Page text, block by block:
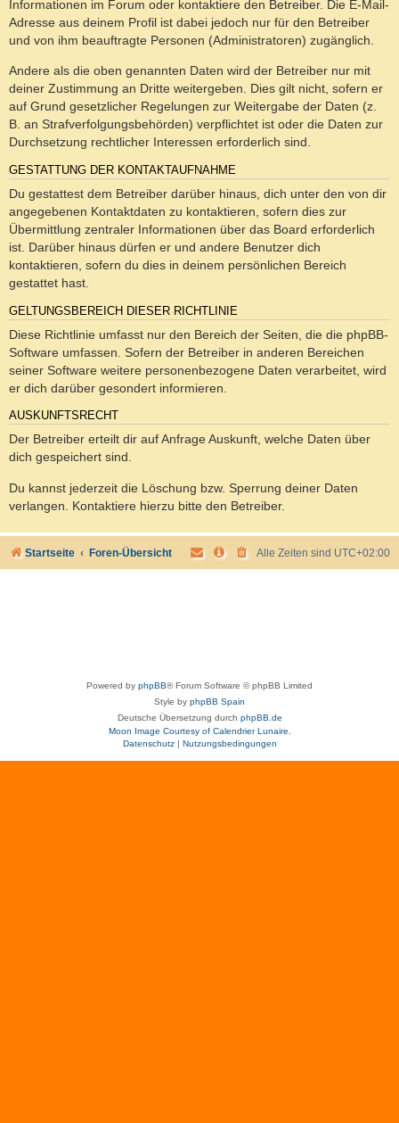
Informationen im Forum oder kontaktiere den Betreiber. Die E-Mail-
Adresse aus deinem Profil ist dabei jedoch nur für den Betreiber
und von ihm beauftragte Personen (Administratoren) zugänglich.
Andere als die oben genannten Daten wird der Betreiber nur mit
deiner Zustimmung an Dritte weitergeben. Dies gilt nicht, sofern er
auf Grund gesetzlicher Regelungen zur Weitergabe der Daten (z.
B. an Strafverfolgungsbehörden) verpflichtet ist oder die Daten zur
Durchsetzung rechtlicher Interessen erforderlich sind.
GESTATTUNG DER KONTAKTAUFNAHME
Du gestattest dem Betreiber darüber hinaus, dich unter den von dir
angegebenen Kontaktdaten zu kontaktieren, sofern dies zur
Übermittlung zentraler Informationen über das Board erforderlich
ist. Darüber hinaus dürfen er und andere Benutzer dich
kontaktieren, sofern du dies in deinem persönlichen Bereich
gestattet hast.
GELTUNGSBEREICH DIESER RICHTLINIE
Diese Richtlinie umfasst nur den Bereich der Seiten, die die phpBB-
Software umfassen. Sofern der Betreiber in anderen Bereichen
seiner Software weitere personenbezogene Daten verarbeitet, wird
er dich darüber gesondert informieren.
AUSKUNFTSRECHT
Der Betreiber erteilt dir auf Anfrage Auskunft, welche Daten über
dich gespeichert sind.
Du kannst jederzeit die Löschung bzw. Sperrung deiner Daten
verlangen. Kontaktiere hierzu bitte den Betreiber.
Startseite Foren-Übersicht Alle Zeiten sind UTC+02:00
Powered by phpBB® Forum Software © phpBB Limited
Style by phpBB Spain
Deutsche Übersetzung durch phpBB.de
Moon Image Courtesy of Calendrier Lunaire.
Datenschutz| Nutzungsbedingungen